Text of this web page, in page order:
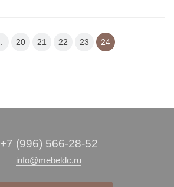
20 21 22 23 24
+7 (996) 566-28-52
info@mebeldc.ru